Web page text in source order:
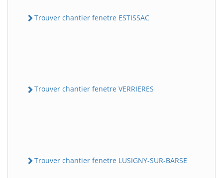
Trouver chantier fenetre ESTISSAC
Trouver chantier fenetre VERRIERES
Trouver chantier fenetre LUSIGNY-SUR-BARSE